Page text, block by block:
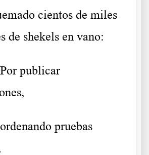
cientos de miles
de shekels en vano:
Por publicar
ordenando pruebas